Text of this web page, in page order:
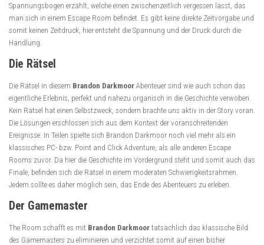
Spannungsbogen erzählt, welche einen zwischenzeitlich vergessen lässt, das
man sich in einem Escape Room befindet. Es gibt keine direkte Zeitvorgabe und
somit keinen Zeitdruck, hier entsteht die Spannung und der Druck durch die
Handlung.
Die Rätsel
Die Rätsel in diesem Brandon Darkmoor Abenteuer sind wie auch schon das
eigentliche Erlebnis, perfekt und nahezu organisch in die Geschichte verwoben.
Kein Rätsel hat einen Selbstzweck, sondern brachte uns aktiv in der Story voran.
Die Lösungen erschlossen sich aus dem Kontext der voranschreitenden
Ereignisse. In Teilen spielte sich Brandon Darkmoor noch viel mehr als ein
klassisches PC- bzw. Point and Click Adventure, als alle anderen Escape
Rooms zuvor. Da hier die Geschichte im Vordergrund steht und somit auch das
Finale, befinden sich die Rätsel in einem moderaten Schwierigkeitsrahmen.
Jedem sollte es daher möglich sein, das Ende des Abenteuers zu erleben.
Der Gamemaster
The Room schafft es mit Brandon Darkmoor tatsächlich das klassische Bild
des Gamemasters zu eliminieren und verzichtet somit auf einen bisher